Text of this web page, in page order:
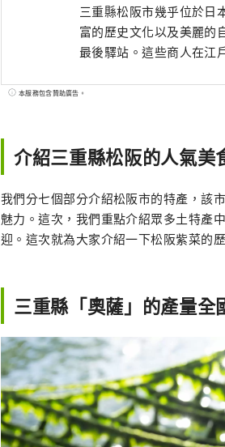
三重縣松阪市幾乎位於日
富的歷史文化以及美麗的
最後驛站。這些商人在江
本服務包含贊助廣告。
介紹三重縣松阪的人氣美
我們分七個部分介紹松阪市的特產，該
魅力。這次，我們重點介紹眾多土特產
迎。這次就為大家介紹一下松阪紫菜的
三重縣「奧薩」的產量全